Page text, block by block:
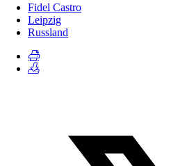
Fidel Castro
Leipzig
Russland